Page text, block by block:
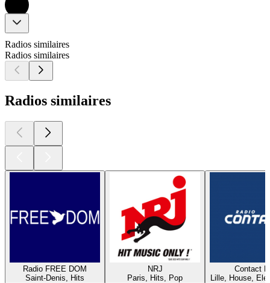
Radios similaires
Radios similaires
Radios similaires
Radio FREE DOM
Saint-Denis, Hits
NRJ
Paris, Hits, Pop
Contact
Lille, House,